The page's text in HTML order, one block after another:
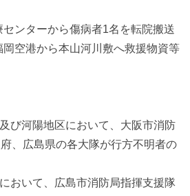
センターから傷病者1名を転院搬送
岡空港から本山河川敷へ救援物資等
び河陽地区において、大阪市消防
、広島県の各大隊が行方不明者の
おいて、広島市消防局指揮支援隊